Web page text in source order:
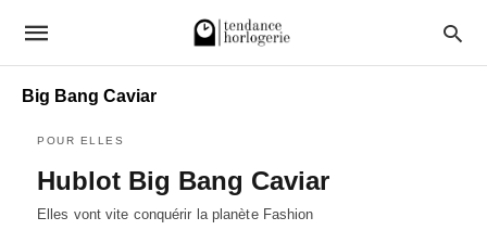
Big Bang Caviar
POUR ELLES
Hublot Big Bang Caviar
Elles vont vite conquérir la planète Fashion